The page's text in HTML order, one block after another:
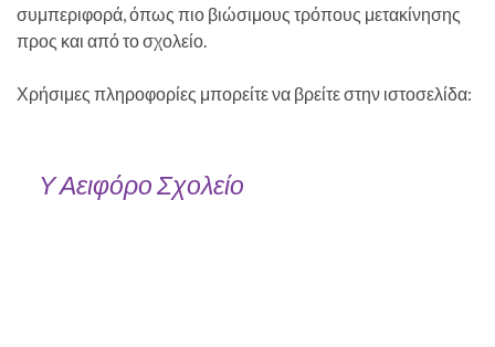
συμπεριφορά, όπως πιο βιώσιμους τρόπους μετακίνησης
προς και από το σχολείο.
Χρήσιμες πληροφορίες μπορείτε να βρείτε στην ιστοσελίδα:
Υ Αειφόρο Σχολείο